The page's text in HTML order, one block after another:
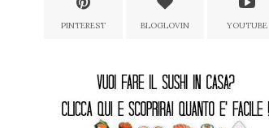
PINTEREST BLOGLOVIN YOUTUBE